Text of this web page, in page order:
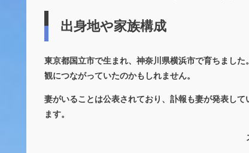
出身地や家族構成
東京都国立市で生まれ、神奈川県横浜市で育ちました
観につながっていたのかもしれません。
妻がいることは公表されており、訃報も妻が発表し
ます。